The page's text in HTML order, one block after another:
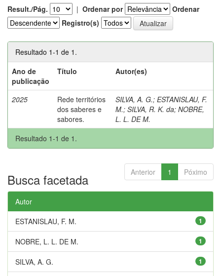
Result./Pág. | Ordenar por
Ordenar
Registro(s)
Resultado 1-1 de 1.
Ano de
publicação
Título Autor(es)
2025
Rede territórios
dos saberes e
sabores.
SILVA, A. G.; ESTANISLAU, F.
M.; SILVA, R. K. da; NOBRE,
L. L. DE M.
Resultado 1-1 de 1.
Anterior 1 Póximo
Busca facetada
Autor
1
ESTANISLAU, F. M.
1
NOBRE, L. L. DE M.
1
SILVA, A. G.